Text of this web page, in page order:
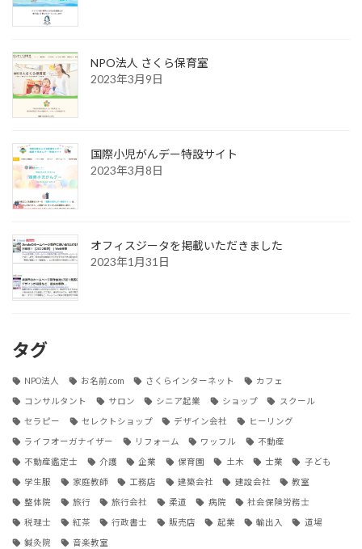
NPO法人 さくら保育室
2023年3月9日
国際小児がんデー特設サイト
2023年3月8日
オフィスジータを掲載いただきました
2023年1月31日
タグ
NPO法人 お名前.com さくらインターネット カフェ
コンサルタント サロン シニア起業 ショップ スクール
セラピー セレクトショップ デザイン会社 ヒーリング
ライフオーガナイザー リフォーム ワッフル 不動産
不動産鑑定士 介護 企業 保育園 土木 士業 子ども
学生服 家庭教師 工務店 建築会社 建設会社 教室
整体院 旅行 旅行会社 柔道 病院 社会保険労務士
税理士 紅茶 行政書士 販売店 起業 輸出入 道場
鍼灸院 音楽教室